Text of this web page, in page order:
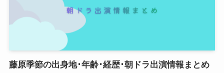
藤原季節の出身地･年齢･経歴･朝ドラ出演情報まとめ